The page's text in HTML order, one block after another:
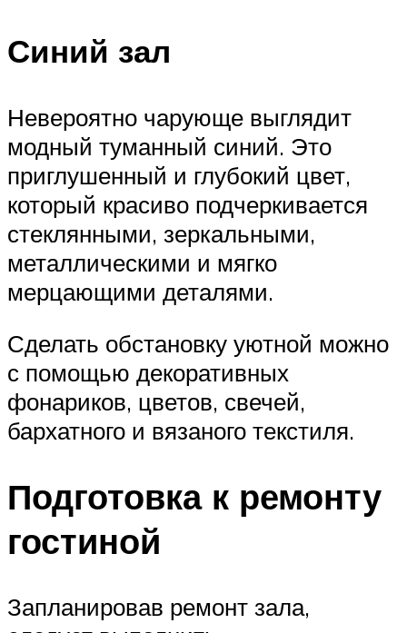
Синий зал
Невероятно чарующе выглядит
модный туманный синий. Это
приглушенный и глубокий цвет,
который красиво подчеркивается
стеклянными, зеркальными,
металлическими и мягко
мерцающими деталями.
Сделать обстановку уютной можно
с помощью декоративных
фонариков, цветов, свечей,
бархатного и вязаного текстиля.
Подготовка к ремонту
гостиной
Запланировав ремонт зала,